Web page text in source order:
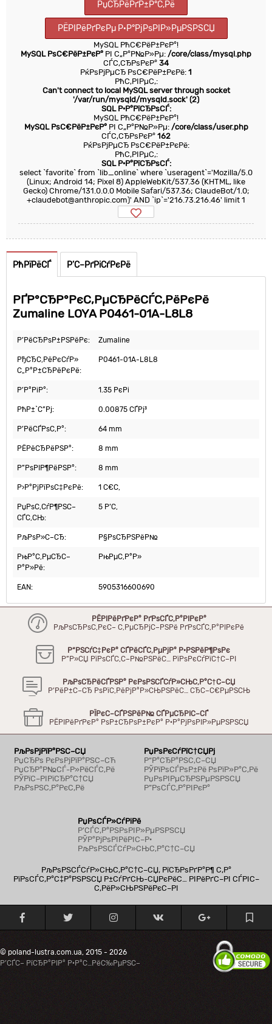
РџСЂРёРґР±Р°С‚Рё
РЁРІРёРґРєРµ Р·Р°РјРѕРІР»РµРЅРЅСЏ
MySQL РћС€РёР±РєР°!
MySQL РѕС€РёР±РєР° РІ С„Р°Р№Р»Рµ: /core/class/mysql.php
СЃС‚СЂРѕРєР° 34
РќРѕРјРµСЂ РѕС€РёР±РєРё: 1
РћС‚РІРµС‚:
Can't connect to local MySQL server through socket
'/var/run/mysqld/mysqld.sock' (2)
SQL Р·Р°РїСЂРѕСЃ:
MySQL РћС€РёР±РєР°!
MySQL РѕС€РёР±РєР°РІ С„Р°Р№Р»Рµ: /core/class/user.php
СЃС‚СЂРѕРєР° 162
РќРѕРјРµСЂ РѕС€РёР±РєРё:
РћС‚РІРµС‚:
SQL Р·Р°РїСЂРѕСЃ:
select `favorite` from `lib_online` where `useragent`='Mozilla/5.0
(Linux; Android 14; Pixel 8) AppleWebKit/537.36 (KHTML, like
Gecko) Chrome/131.0.0.0 Mobile Safari/537.36; ClaudeBot/1.0;
+claudebot@anthropic.com)' AND `ip`='216.73.216.46' limit 1
РћРїРёСЃ Р’С–РґРіСѓРєРё
РҐР°СЂР°РєС‚РµСЂРёСЃС‚РёРєРё
Zumaline LOYA P0461-01A-L8L8
Р’РёСЂРѕР±РЅРёРє: Zumaline
РђСЂС‚РёРєСѓР»
С„Р°Р±СЂРёРєРё:
P0461-01A-L8L8
Р’Р°РіР°: 1.35 РєРі
РћР±`С”Рј: 0.00875 СЃРј³
Р’РёСЃРѕС‚Р°: 64 mm
РЁРёСЂРёРЅР°: 8 mm
Р”РѕРІР¶РёРЅР°: 8 mm
Р›Р°РјРїРѕС‡РєРё: 1 С€С‚
РџРѕС‚СѓР¶РЅС–
СЃС‚СЊ:
5 Р’С‚
РљРѕР»С–СЂ: Р§РѕСЂРЅРёР№
РњР°С‚РµСЂС–
Р°Р»Рё:
РњРµС‚Р°Р»
EAN: 5905316600690
РЁРІРёРґРєР° РґРѕСЃС‚Р°РІРєР°
РљРѕСЂРѕС‚РєС– С‚РµСЂРјС–РЅРё РґРѕСЃС‚Р°РІРєРё
Р“РЅСѓС‡РєР° СЃРёСЃС‚РµРјР° Р·РЅРёР¶РѕРє
Р”Р»СЏ РїРѕСЃС‚С–Р№РЅРёС… РїРѕРєСѓРїС†С–РІ
РљРѕСЂРёСЃРЅР° РєРѕРЅСЃСѓР»СЊС‚Р°С†С–СЏ
Р’РёР±С–СЂ РѕРїС‚РёРјР°Р»СЊРЅРёС… СЂС–С€РµРЅСЊ
РЇРєС–СЃРЅРёР№ СЃРµСЂРІС–СЃ
РЁРІРёРґРєР° РѕР±СЂРѕР±РєР° Р·Р°РјРѕРІР»РµРЅРЅСЏ
РљРѕРјРїР°РЅС–СЏ
РџСЂРѕ РєРѕРјРїР°РЅС–СЋ
РџСЂР°Р№СЃ-Р»РёСЃС‚Рё
РЎРїС–РІРїСЂР°С†СЏ
РљРѕРЅС‚Р°РєС‚Рё
РџРѕРєСѓРїС†СЏРј
Р“Р°СЂР°РЅС‚С–СЏ
РЎРїРѕСЃРѕР±Рё РѕРїР»Р°С‚Рё
РџРѕРІРµСЂРЅРµРЅРЅСЏ
Р”РѕСЃС‚Р°РІРєР°
РџРѕСЃР»СѓРіРё
Р’СЃС‚Р°РЅРѕРІР»РµРЅРЅСЏ
РЎР°РјРѕРІРёРІС–Р·
РљРѕРЅСЃСѓР»СЊС‚Р°С†С–СЏ
РљРѕРЅСЃСѓР»СЊС‚Р°С†С–СЏ, РїСЂРѕРґР°Р¶ С‚Р°
РїРѕСЃС‚Р°С‡Р°РЅРЅСЏ Р±СѓРґСЊ-СЏРєРёС… РІРёРґС–РІ СЃРІС–
С‚РёР»СЊРЅРёРєС–РІ
© poland-lustra.com.ua, 2015 - 2026
Р’СЃС– РїСЂР°РІР° Р·Р°С…РёС‰РµРЅС–